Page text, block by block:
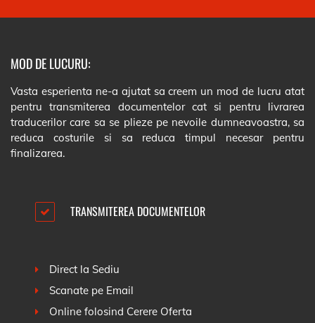
MOD DE LUCURU:
Vasta esperienta ne-a ajutat sa creem un mod de lucru atat
pentru transmiterea documentelor cat si pentru livrarea
traducerilor care sa se plieze pe nevoile dumneavoastra, sa
reduca costurile si sa reduca timpul necesar pentru
finalizarea.
TRANSMITEREA DOCUMENTELOR
Direct la Sediu
Scanate pe Email
Online folosind Cerere Oferta